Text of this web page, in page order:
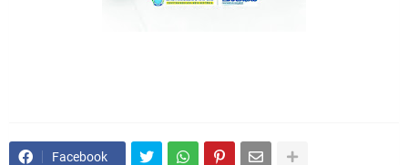
Facebook